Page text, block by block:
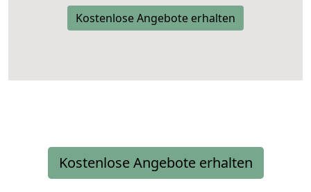
Kostenlose Angebote erhalten
Kostenlose Angebote erhalten